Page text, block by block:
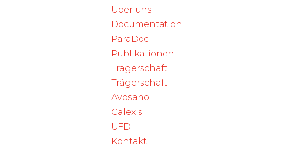
Über uns
Documentation
ParaDoc
Publikationen
Trägerschaft
Trägerschaft
Avosano
Galexis
UFD
Kontakt
alfa)
Enflonsia® (Clesrovimab):
Prophylaxe von…
04. August 2026
Viscum album Qu 200mg,
Ampullen / Viscum…